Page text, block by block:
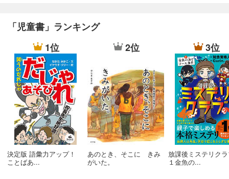
「児童書」ランキング
1位
決定版 語彙力アップ！
ことばあ...
2位
あのとき、そこに きみ
がいた。
3位
放課後ミステリク
１金魚の...